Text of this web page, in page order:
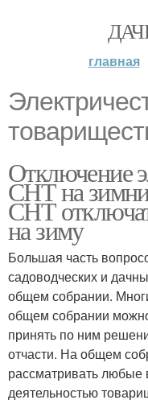
главная
Отключение
СНТ на
СНТ
на зиму
Большая часть
садоводческих и
общем собрании.
общем собрании
принять по ним
отчасти. На общем
рассматривать
деятельностью